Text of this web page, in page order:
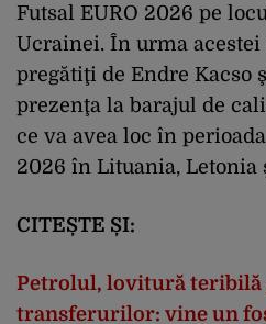
Futsal EURO 2026 pe
Ucrainei. În urma
pregătiţi de Endre Kacso
prezenţa la barajul de
ce va avea loc în
2026 în Lituania, Letonia
CITEȘTE ȘI:
Petrolul, lovitură teribilă
transferurilor: vine un